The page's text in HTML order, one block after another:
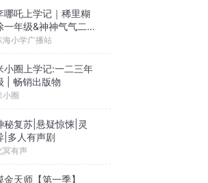
哪吒上学记｜稀里糊
一年级&神神气气二年
海小学广播站
小圈上学记:一二三年
| 畅销出版物
小圈
秘复苏|悬疑惊悚|灵
|多人有声剧
冥有声
金天师【第一季】